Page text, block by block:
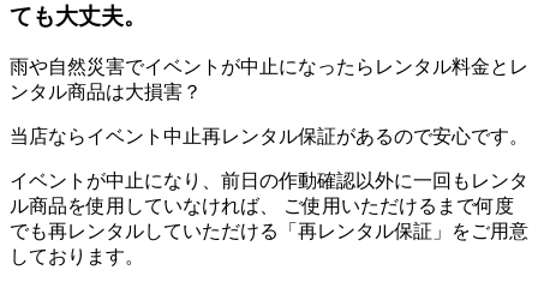
ても大丈夫。
雨や自然災害でイベントが中止になったらレンタル料金とレ
ンタル商品は大損害？
当店ならイベント中止再レンタル保証があるので安心です。
イベントが中止になり、前日の作動確認以外に一回もレンタ
ル商品を使用していなければ、
ご使用いただけるまで何度
でも再レンタルしていただける「再レンタル保証」をご用意
しております。